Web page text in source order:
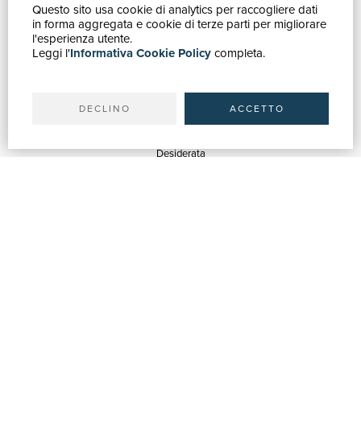
Questo sito usa cookie di analytics per raccogliere dati
in forma aggregata e cookie di terze parti per migliorare
l'esperienza utente.
Leggi l'Informativa Cookie Policycompleta.
DECLINO ACCETTO
GUIDA ACQUISTI
Ricerca avanzata
Spedizioni
Desiderata